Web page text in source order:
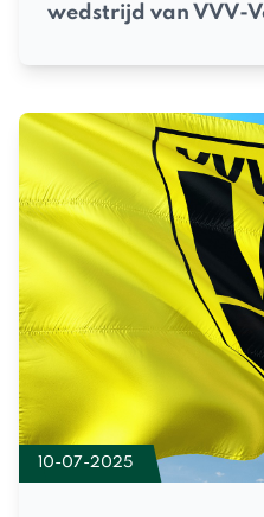
wedstrijd van VVV-
10-07-2025